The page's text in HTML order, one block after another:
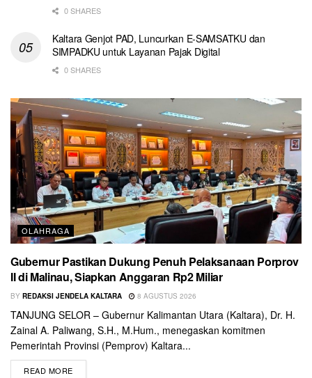
0 SHARES
Kaltara Genjot PAD, Luncurkan E-SAMSATKU dan
SIMPADKU untuk Layanan Pajak Digital
0 SHARES
OLAHRAGA
Gubernur Pastikan Dukung Penuh Pelaksanaan Porprov
II di Malinau, Siapkan Anggaran Rp2 Miliar
BY REDAKSI JENDELA KALTARA 8 AGUSTUS 2026
TANJUNG SELOR – Gubernur Kalimantan Utara (Kaltara), Dr. H.
Zainal A. Paliwang, S.H., M.Hum., menegaskan komitmen
Pemerintah Provinsi (Pemprov) Kaltara...
READ MORE